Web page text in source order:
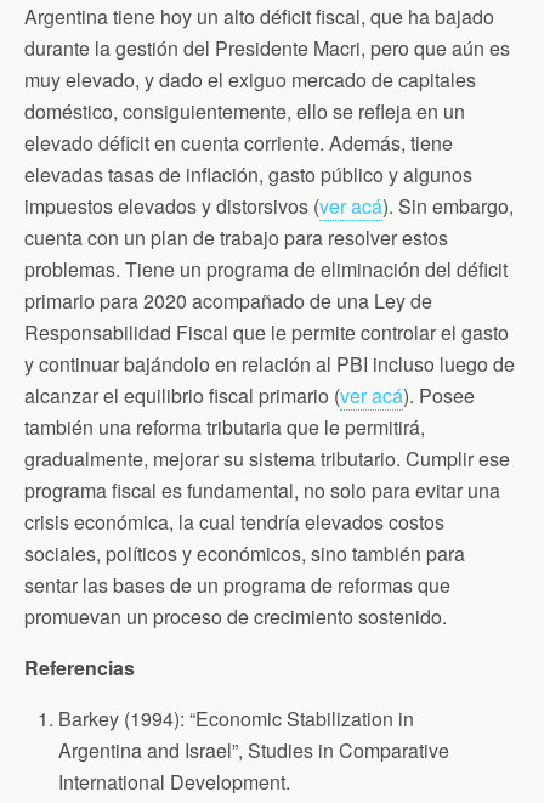
Argentina tiene hoy un alto déficit fiscal, que ha bajado
durante la gestión del Presidente Macri, pero que aún es
muy elevado, y dado el exiguo mercado de capitales
doméstico, consiguientemente, ello se refleja en un
elevado déficit en cuenta corriente. Además, tiene
elevadas tasas de inflación, gasto público y algunos
impuestos elevados y distorsivos (ver acá). Sin embargo,
cuenta con un plan de trabajo para resolver estos
problemas. Tiene un programa de eliminación del déficit
primario para 2020 acompañado de una Ley de
Responsabilidad Fiscal que le permite controlar el gasto
y continuar bajándolo en relación al PBI incluso luego de
alcanzar el equilibrio fiscal primario (ver acá). Posee
también una reforma tributaria que le permitirá,
gradualmente, mejorar su sistema tributario. Cumplir ese
programa fiscal es fundamental, no solo para evitar una
crisis económica, la cual tendría elevados costos
sociales, políticos y económicos, sino también para
sentar las bases de un programa de reformas que
promuevan un proceso de crecimiento sostenido.
Referencias
Barkey (1994): “Economic Stabilization in
Argentina and Israel”, Studies in Comparative
International Development.